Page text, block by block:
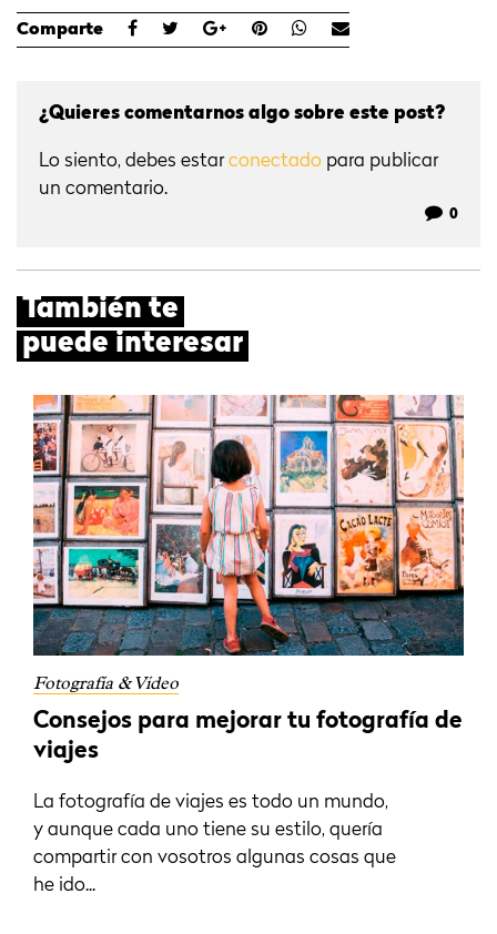
Comparte
¿Quieres comentarnos algo sobre este post?
Lo siento, debes estarconectado para publicar
un comentario.
0
También te
puede interesar
Fotografía & Vídeo
Consejos para mejorar tu fotografía de
viajes
La fotografía de viajes es todo un mundo,
y aunque cada uno tiene su estilo, quería
compartir con vosotros algunas cosas que
he ido...